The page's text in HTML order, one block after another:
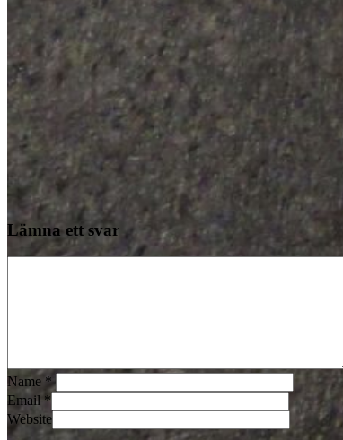
Lämna ett svar
Name *
Email *
Website